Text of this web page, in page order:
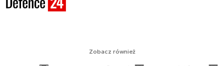
Zobacz również